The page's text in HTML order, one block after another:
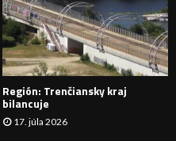
N
I
E
Región: Trenčiansky kraj
bilancuje
17. júla 2026